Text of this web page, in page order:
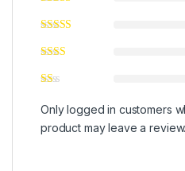
Only logged in customers
product may leave a review.